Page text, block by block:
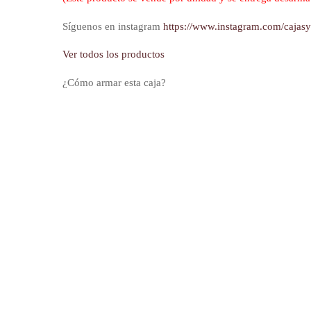
Síguenos en instagramhttps://www.instagram.com/
Ver todos los productos
¿Cómo armar esta caja?